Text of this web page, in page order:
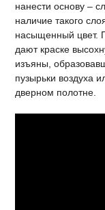
нанести основу –
наличие такого
насыщенный цвет.
дают краске
изъяны,
пузырьки воздуха
дверном полотне.